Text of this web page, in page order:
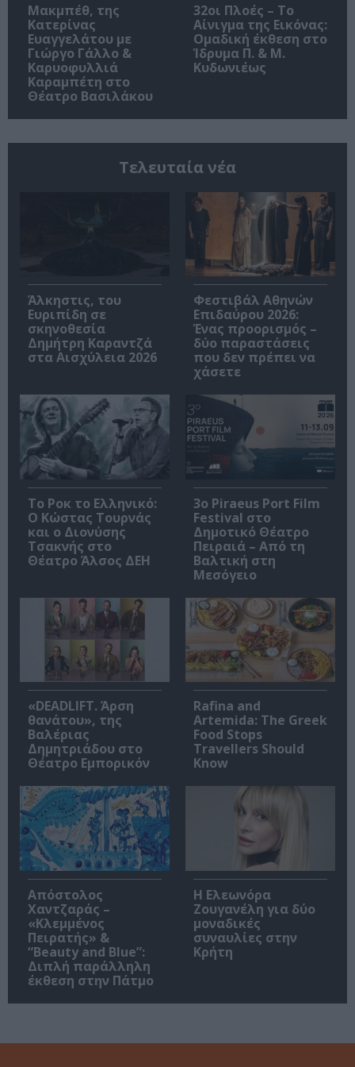
Μακμπέθ, της
Κατερίνας
Ευαγγελάτου με
Γιώργο Γάλλο &
Καρυοφυλλιά
Καραμπέτη στο
Θέατρο Βασιλάκου
32οι Πλοές – Το
Αίνιγμα της Εικόνας:
Ομαδική έκθεση στο
Ίδρυμα Π. & Μ.
Κυδωνιέως
Τελευταία νέα
Άλκηστις, του
Ευριπίδη σε
σκηνοθεσία
Δημήτρη Καραντζά
στα Αισχύλεια 2026
Φεστιβάλ Αθηνών
Επιδαύρου 2026:
Ένας προορισμός –
δύο παραστάσεις
που δεν πρέπει να
χάσετε
Το Ροκ το Ελληνικό:
Ο Κώστας Τουρνάς
και ο Διονύσης
Τσακνής στο
Θέατρο Άλσος ΔΕΗ
3o Piraeus Port Film
Festival στο
Δημοτικό Θέατρο
Πειραιά – Από τη
Βαλτική στη
Μεσόγειο
«DEADLIFT. Άρση
θανάτου», της
Βαλέριας
Δημητριάδου στο
Θέατρο Εμπορικόν
Rafina and
Artemida: The Greek
Food Stops
Travellers Should
Know
Απόστολος
Χαντζαράς –
«Κλεμμένος
Πειρατής» &
“Beauty and Blue”:
Διπλή παράλληλη
έκθεση στην Πάτμο
Η Ελεωνόρα
Ζουγανέλη για δύο
μοναδικές
συναυλίες στην
Κρήτη